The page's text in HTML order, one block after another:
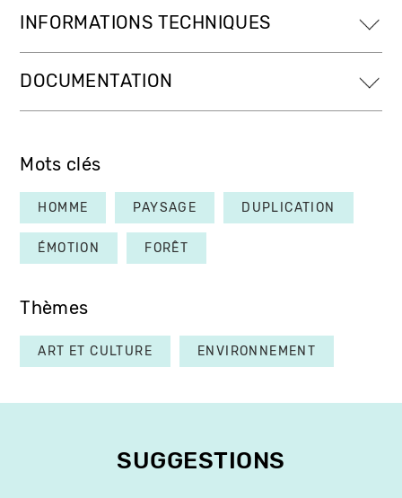
INFORMATIONS TECHNIQUES
DOCUMENTATION
Mots clés
HOMME PAYSAGE DUPLICATION
ÉMOTION FORÊT
Thèmes
ART ET CULTURE ENVIRONNEMENT
SUGGESTIONS